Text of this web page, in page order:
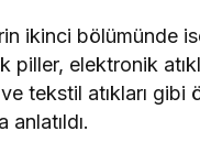
ikinci bölümünde
piller, elektronik
tekstil atıkları gibi
anlatıldı.